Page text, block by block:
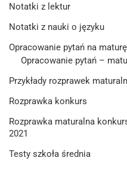
Notatki z lektur
Notatki z nauki o języku
Opracowanie pytań na
Opracowanie pytań –
Przykłady rozprawek
Rozprawka konkurs
Rozprawka maturalna
2021
Testy szkoła średnia